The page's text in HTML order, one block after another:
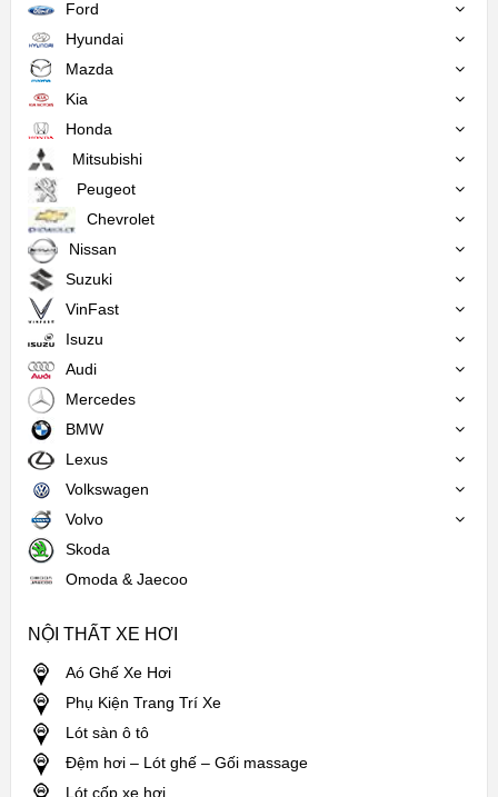
Ford
Hyundai
Mazda
Kia
Honda
Mitsubishi
Peugeot
Chevrolet
Nissan
Suzuki
VinFast
Isuzu
Audi
Mercedes
BMW
Lexus
Volkswagen
Volvo
Skoda
Omoda & Jaecoo
NỘI THẤT XE HƠI
Aó Ghế Xe Hơi
Phụ Kiện Trang Trí Xe
Lót sàn ô tô
Đệm hơi – Lót ghế – Gối massage
Lót cốp xe hơi